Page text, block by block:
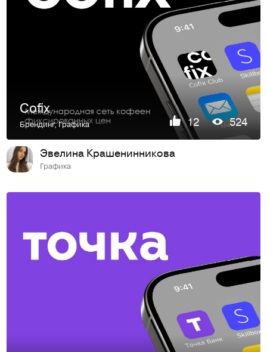
Cofix
Брендинг,Графика 12 524
Эвелина Крашенинникова
Графика